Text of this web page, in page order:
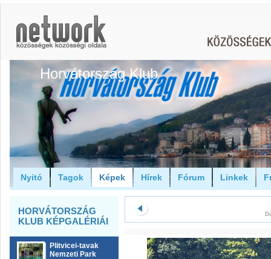
Horvátország Klub
Nyitó Tagok Képek Hírek Fórum Linkek
HORVÁTORSZÁG
KLUB KÉPGALÉRIÁI
Plitvicei-tavak
Nemzeti Park